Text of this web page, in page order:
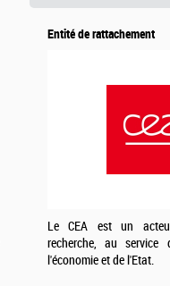
Entité de rattachement
Le CEA est un
recherche, au service
l'économie et de l'Etat.